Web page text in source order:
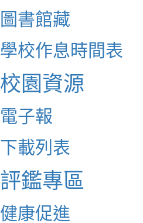
圖書館藏
學校作息時間表
校園資源
電子報
下載列表
評鑑專區
健康促進